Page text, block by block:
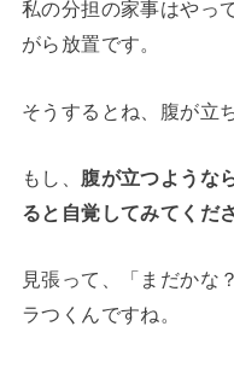
私の分担の家事はやっ
がら放置です。
そうするとね、腹が立
もし、 腹が立つような
ると自覚してみてくだ
見張って、「まだかな
ラつくんですね。